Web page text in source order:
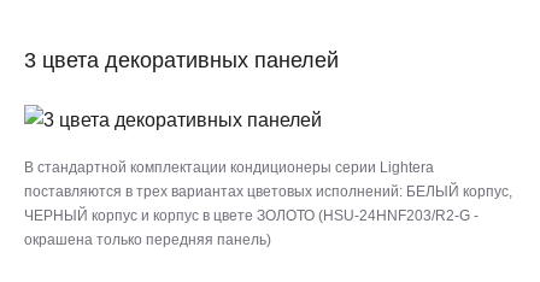
3 цвета декоративных панелей
В стандартной комплектации кондиционеры серии Lightera
поставляются в трех вариантах цветовых исполнений: БЕЛЫЙ корпус,
ЧЕРНЫЙ корпус и корпус в цвете ЗОЛОТО (HSU-24HNF203/R2-G -
окрашена только передняя панель)